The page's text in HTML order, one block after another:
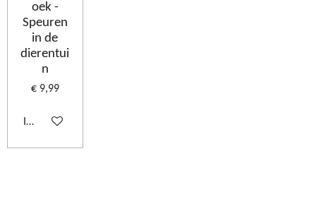
oek -
Speuren
in de
dierentui
n
€ 9,99
In winkelwagen